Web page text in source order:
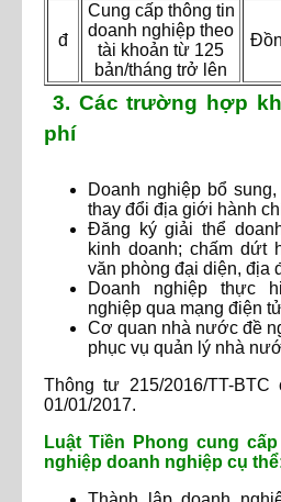
đ
Cung cấp thông tin
doanh nghiệp theo
tài khoản từ 125
bản/tháng trở lên
3. Các trường hợp
phí
Doanh nghiệp bổ
thay đổi địa giới hành
Đăng ký giải thể
kinh doanh; chấm dứt
văn phòng đại diện, địa
Doanh nghiệp thực
nghiệp qua mạng điện
Cơ quan nhà nước đề
phục vụ quản lý nhà
Thông tư 215/2016/TT-
01/01/2017.
Luật Tiền Phong cung
nghiệp doanh nghiệp cụ